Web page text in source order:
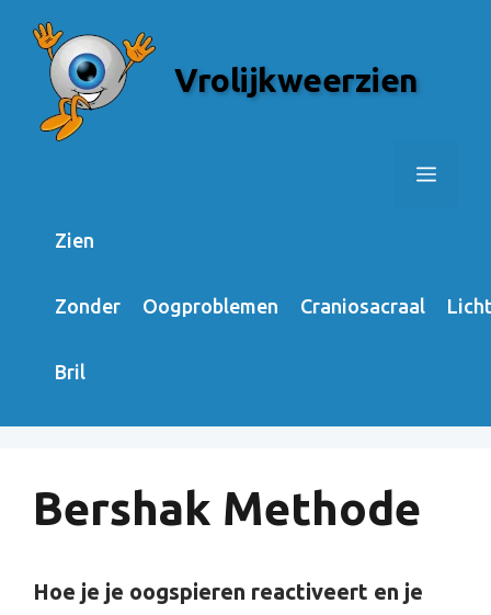
content
Vrolijkweerzien
Menu
Zien
Zonder
Bril
Oogproblemen Craniosacraal Licht
Bershak Methode
Hoe je je oogspieren reactiveert en je